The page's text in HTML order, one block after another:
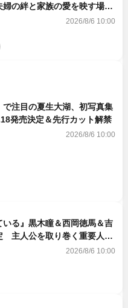
の絆と家族の愛を映す場面
2026/8/6 10:00
で注目の夏生大湖、初写真集
発売決定＆先行カット解禁
2026/8/6 10:00
いる』黒木瞳＆西岡徳馬＆吉
主人公を取り巻く重要人物
2026/8/6 10:00